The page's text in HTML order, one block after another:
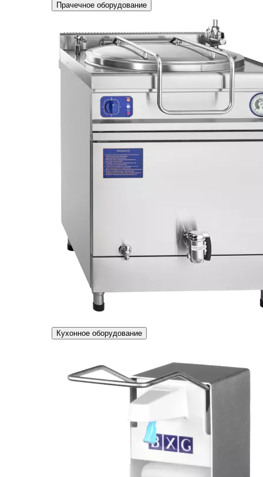
Прачечное оборудование
Кухонное оборудование